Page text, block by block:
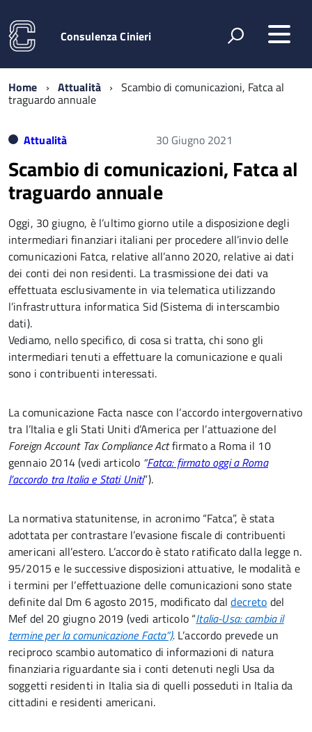
Consulenza Cinieri
Home Attualità Scambio di comunicazioni, Fatca al
traguardo annuale
Attualità 30 Giugno 2021
Scambio di comunicazioni, Fatca al
traguardo annuale
Oggi, 30 giugno, è l’ultimo giorno utile a disposizione degli
intermediari finanziari italiani per procedere all’invio delle
comunicazioni Fatca, relative all’anno 2020, relative ai dati
dei conti dei non residenti. La trasmissione dei dati va
effettuata esclusivamente in via telematica utilizzando
l’infrastruttura informatica Sid (Sistema di interscambio
dati).
Vediamo, nello specifico, di cosa si tratta, chi sono gli
intermediari tenuti a effettuare la comunicazione e quali
sono i contribuenti interessati.
La comunicazione Facta nasce con l’accordo intergovernativo
tra l’Italia e gli Stati Uniti d’America per l’attuazione del
Foreign Account Tax Compliance Actfirmato a Roma il 10
gennaio 2014 (vedi articolo “Fatca: firmato oggi a Roma
l’accordo tra Italia e Stati Uniti”).
La normativa statunitense, in acronimo “Fatca”, è stata
adottata per contrastare l’evasione fiscale di contribuenti
americani all’estero. L’accordo è stato ratificato dalla legge n.
95/2015 e le successive disposizioni attuative, le modalità e
i termini per l’effettuazione delle comunicazioni sono state
definite dal Dm 6 agosto 2015, modificato daldecreto del
Mef del 20 giugno 2019 (vedi articolo “Italia-Usa: cambia il
termine per la comunicazione Facta”). L’accordo prevede un
reciproco scambio automatico di informazioni di natura
finanziaria riguardante sia i conti detenuti negli Usa da
soggetti residenti in Italia sia di quelli posseduti in Italia da
cittadini e residenti americani.